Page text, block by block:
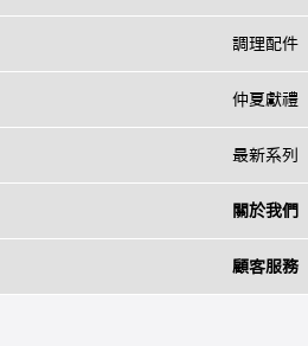
調理配件
仲夏獻禮
最新系列
關於我們
顧客服務